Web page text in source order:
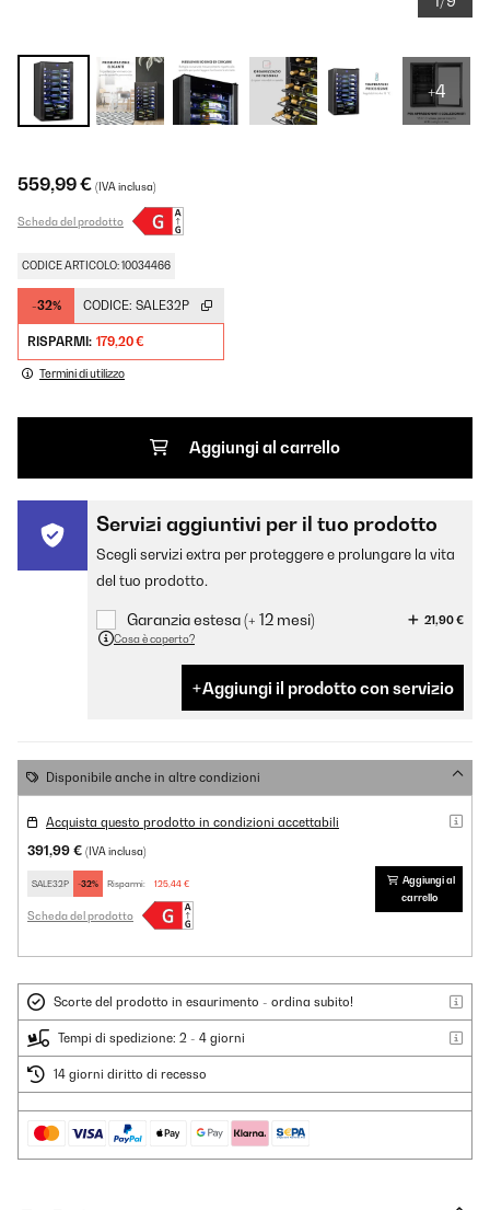
+4
559,99 € (IVA inclusa)
Scheda del prodotto
CODICE ARTICOLO: 10034466
-32% CODICE: SALE32P
RISPARMI: 179,20 €
Termini di utilizzo
Aggiungi al carrello
Servizi aggiuntivi per il tuo prodotto
Scegli servizi extra per proteggere e prolungare la vita
del tuo prodotto.
Garanzia estesa (+ 12 mesi)
21,90 €
Cosa è coperto?
Aggiungi il prodotto con servizio
Disponibile anche in altre condizioni
Acquista questo prodotto in condizioni accettabili
391,99 € (IVA inclusa)
SALE32P -32% Risparmi: 125,44 €
Scheda del prodotto
Aggiungi al
carrello
Scorte del prodotto in esaurimento - ordina subito!
Tempi di spedizione: 2 - 4 giorni
14 giorni diritto di recesso